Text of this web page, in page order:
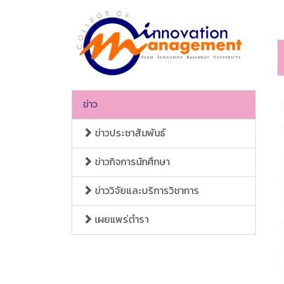
ข่าว
ข่าวประชาสัมพันธ์
ข่าวกิจการนักศึกษา
ข่าววิจัยและบริการวิชาการ
เผยแพร่ตำรา